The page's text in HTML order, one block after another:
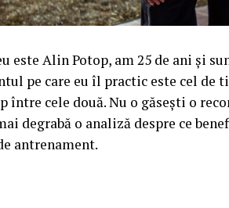
este Alin Potop, am 25 de ani și
pe care eu îl practic este cel
între cele două. Nu o găsești o
degrabă o analiză despre ce
antrenament.